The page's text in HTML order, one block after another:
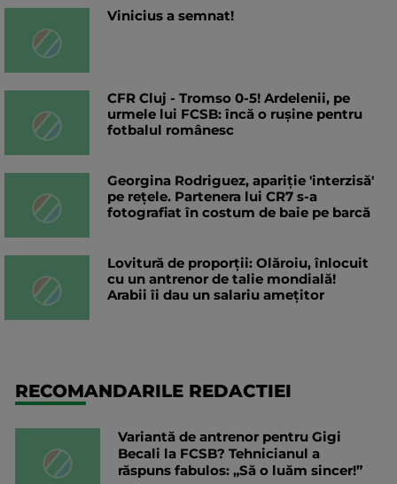
Vinicius a semnat!
CFR Cluj - Tromso 0-5! Ardelenii, pe
urmele lui FCSB: încă o rușine pentru
fotbalul românesc
Georgina Rodriguez, apariție 'interzisă'
pe rețele. Partenera lui CR7 s-a
fotografiat în costum de baie pe barcă
Lovitură de proporții: Olăroiu, înlocuit
cu un antrenor de talie mondială!
Arabii îi dau un salariu amețitor
RECOMANDARILE REDACTIEI
Variantă de antrenor pentru Gigi
Becali la FCSB? Tehnicianul a
răspuns fabulos: „Să o luăm sincer!”